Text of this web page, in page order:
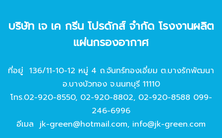
บริษัท เจ เค กรีน โปรดักส์ จํากัด โรงงานผลิต
แผ่นกรองอากาศ
ที่อยู่ 136/11-10-12 หมู่ 4 ถ.จันทร์ทองเอี่ยม ต.บางรักพัฒนา
อ.บางบัวทอง จ.นนทบุรี 11110
โทร.02-920-8550, 02-920-8802, 02-920-8588 099-
246-6996
อีเมล jk-green@hotmail.com, info@jk-green.com